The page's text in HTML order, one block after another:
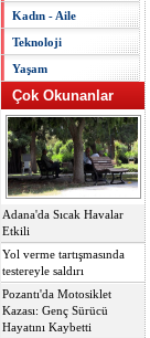
Kadın - Aile
Teknoloji
Yaşam
Çok Okunanlar
Adana'da Sıcak Havalar
Etkili
Yol verme tartışmasında
testereyle saldırı
Pozantı'da Motosiklet
Kazası: Genç Sürücü
Hayatını Kaybetti